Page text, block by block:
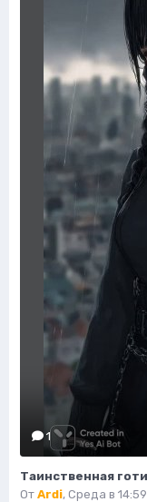
1
От Ardi, Среда в 14:59